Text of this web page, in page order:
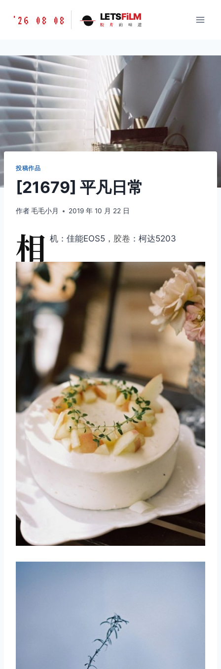
胶
味
道
LETSFILM
'26 08 08 LETSFiLM
胶 片 的 味 道
投稿作品
[21679] 平凡日常
作者毛毛小月 2019 年 10 月 22 日
相 机：佳能EOS5， 胶卷 ：柯达5203